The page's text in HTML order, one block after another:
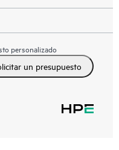
personalizado
un presupuesto